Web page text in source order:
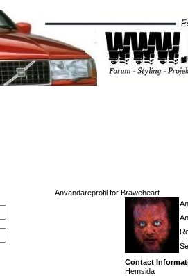
Användareprofil för Braweheart
Contact
Hemsida